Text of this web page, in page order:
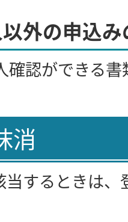
外の申込
確認ができる書
消
するときは、